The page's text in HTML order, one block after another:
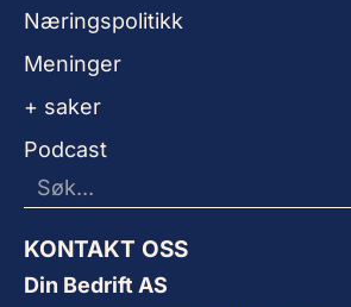
Næringspolitikk
Meninger
+ saker
Podcast
KONTAKT OSS
Din Bedrift AS